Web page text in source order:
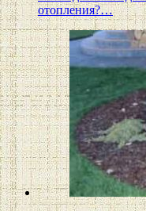
отопления?…